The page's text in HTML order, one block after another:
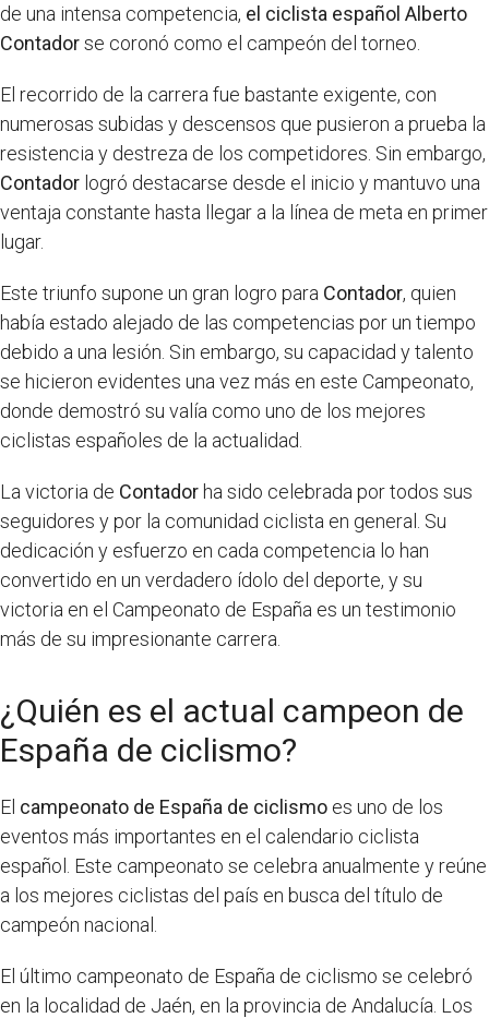
de una intensa competencia, el ciclista español Alberto
Contadorse coronó como el campeón del torneo.
El recorrido de la carrera fue bastante exigente, con
numerosas subidas y descensos que pusieron a prueba la
resistencia y destreza de los competidores. Sin embargo,
Contador logró destacarse desde el inicio y mantuvo una
ventaja constante hasta llegar a la línea de meta en primer
lugar.
Este triunfo supone un gran logro para Contador, quien
había estado alejado de las competencias por un tiempo
debido a una lesión. Sin embargo, su capacidad y talento
se hicieron evidentes una vez más en este Campeonato,
donde demostró su valía como uno de los mejores
ciclistas españoles de la actualidad.
La victoria de Contadorha sido celebrada por todos sus
seguidores y por la comunidad ciclista en general. Su
dedicación y esfuerzo en cada competencia lo han
convertido en un verdadero ídolo del deporte, y su
victoria en el Campeonato de España es un testimonio
más de su impresionante carrera.
¿Quién es el actual campeon de
España de ciclismo?
El campeonato de España de ciclismo es uno de los
eventos más importantes en el calendario ciclista
español. Este campeonato se celebra anualmente y reúne
a los mejores ciclistas del país en busca del título de
campeón nacional.
El último campeonato de España de ciclismo se celebró
en la localidad de Jaén, en la provincia de Andalucía. Los